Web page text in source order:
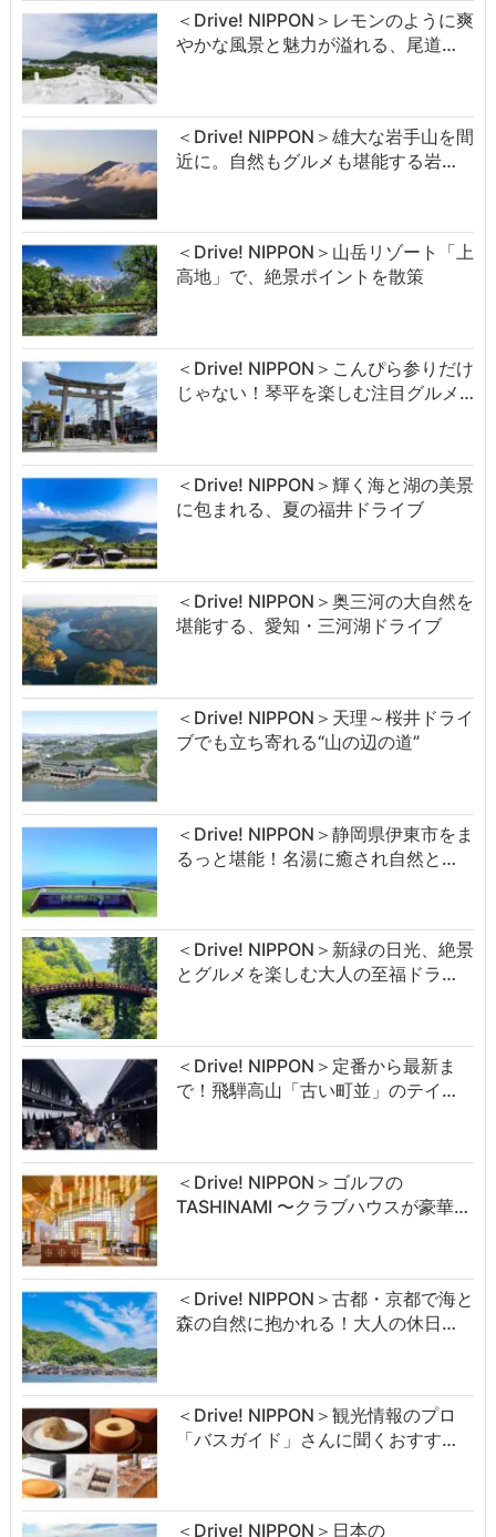
＜Drive! NIPPON＞レモンのように爽
やかな風景と魅力が溢れる、尾道…
＜Drive! NIPPON＞雄大な岩手山を間
近に。自然もグルメも堪能する岩…
＜Drive! NIPPON＞山岳リゾート「上
高地」で、絶景ポイントを散策
＜Drive! NIPPON＞こんぴら参りだけ
じゃない！琴平を楽しむ注目グルメ…
＜Drive! NIPPON＞輝く海と湖の美景
に包まれる、夏の福井ドライブ
＜Drive! NIPPON＞奥三河の大自然を
堪能する、愛知・三河湖ドライブ
＜Drive! NIPPON＞天理～桜井ドライ
ブでも立ち寄れる“山の辺の道”
＜Drive! NIPPON＞静岡県伊東市をま
るっと堪能！名湯に癒され自然と…
＜Drive! NIPPON＞新緑の日光、絶景
とグルメを楽しむ大人の至福ドラ…
＜Drive! NIPPON＞定番から最新ま
で！飛騨高山「古い町並」のテイ…
＜Drive! NIPPON＞ゴルフの
TASHINAMI 〜クラブハウスが豪華…
＜Drive! NIPPON＞古都・京都で海と
森の自然に抱かれる！大人の休日…
＜Drive! NIPPON＞観光情報のプロ
「バスガイド」さんに聞くおすす…
＜Drive! NIPPON＞日本の